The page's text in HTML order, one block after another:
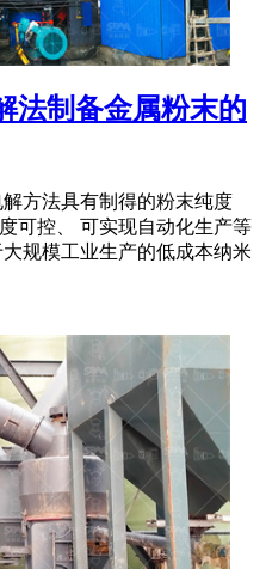
法制备金属粉末的
方法具有制得的粉末纯度
可控、 可实现自动化生产等
规模工业生产的低成本纳米